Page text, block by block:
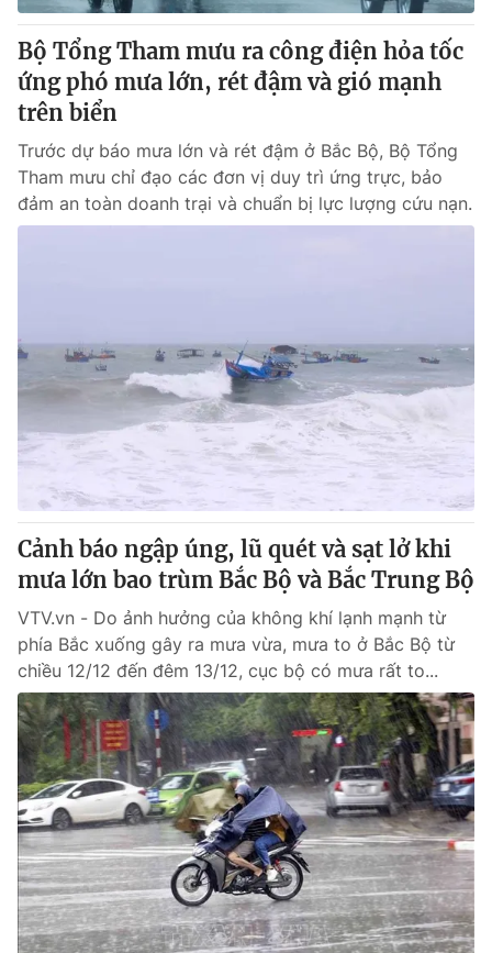
Bộ Tổng Tham mưu ra công điện hỏa tốc
ứng phó mưa lớn, rét đậm và gió mạnh
trên biển
Trước dự báo mưa lớn và rét đậm ở Bắc Bộ, Bộ Tổng
Tham mưu chỉ đạo các đơn vị duy trì ứng trực, bảo
đảm an toàn doanh trại và chuẩn bị lực lượng cứu nạn.
Cảnh báo ngập úng, lũ quét và sạt lở khi
mưa lớn bao trùm Bắc Bộ và Bắc Trung Bộ
VTV.vn - Do ảnh hưởng của không khí lạnh mạnh từ
phía Bắc xuống gây ra mưa vừa, mưa to ở Bắc Bộ từ
chiều 12/12 đến đêm 13/12, cục bộ có mưa rất to...